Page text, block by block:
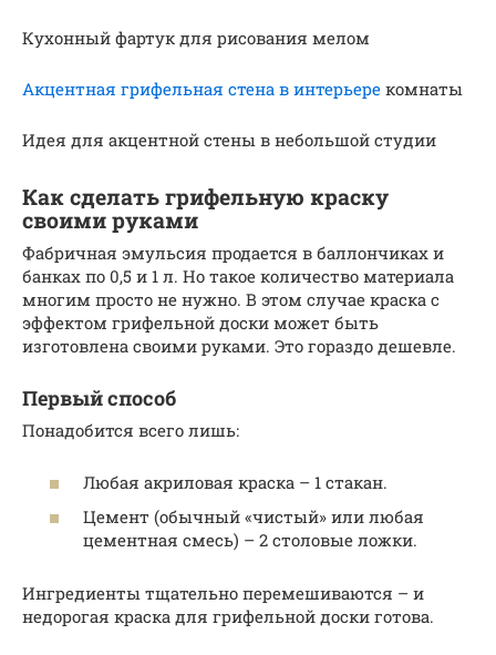
Кухонный фартук для рисования мелом
Акцентная грифельная стена в интерьере комнаты
Идея для акцентной стены в небольшой студии
Как сделать грифельную краску
своими руками
Фабричная эмульсия продается в баллончиках и
банках по 0,5 и 1 л. Но такое количество материала
многим просто не нужно. В этом случае краска с
эффектом грифельной доски может быть
изготовлена своими руками. Это гораздо дешевле.
Первый способ
Понадобится всего лишь:
Любая акриловая краска – 1 стакан.
Цемент (обычный «чистый» или любая
цементная смесь) – 2 столовые ложки.
Ингредиенты тщательно перемешиваются – и
недорогая краска для грифельной доски готова.